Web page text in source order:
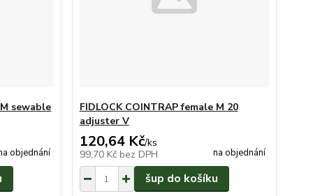
sewable
objednání
FIDLOCK COINTRAP female M 20
adjuster V
120,64 Kč/ks
99,70 Kč bez DPH na objednání
šup do košíku